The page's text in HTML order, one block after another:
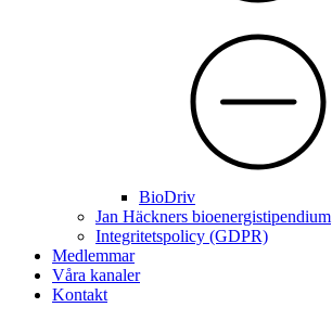
BioDriv
Jan Häckners bioenergistipendium
Integritetspolicy (GDPR)
Medlemmar
Våra kanaler
Kontakt